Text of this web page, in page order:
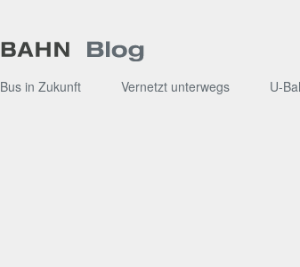
Bus in Zukunft Vernetzt unterwegs U-